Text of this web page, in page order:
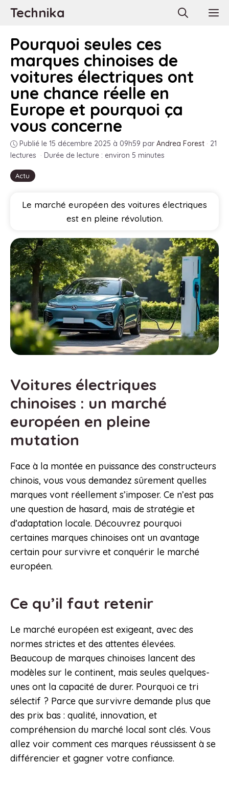
AllerTechnika
Actu
Pourquoi seules ces
marques chinoises de
voitures électriques ont
une chance réelle en
Europe et pourquoi ça
vous concerne
Publié le 15 décembre 2025 à 09h59 par Andrea Forest · 21
lectures · Durée de lecture : environ 5 minutes
Le marché européen des voitures électriques
est en pleine révolution.
Voitures électriques
chinoises : un marché
européen en pleine
mutation
Face à la montée en puissance des constructeurs
chinois, vous vous demandez sûrement quelles
marques vont réellement s’imposer. Ce n’est pas
une question de hasard, mais de stratégie et
d’adaptation locale. Découvrez pourquoi
certaines marques chinoises ont un avantage
certain pour survivre et conquérir le marché
européen.
Ce qu’il faut retenir
Le marché européen est exigeant, avec des
normes strictes et des attentes élevées.
Beaucoup de marques chinoises lancent des
modèles sur le continent, mais seules quelques-
unes ont la capacité de durer. Pourquoi ce tri
sélectif ? Parce que survivre demande plus que
des prix bas : qualité, innovation, et
compréhension du marché local sont clés. Vous
allez voir comment ces marques réussissent à se
différencier et gagner votre confiance.